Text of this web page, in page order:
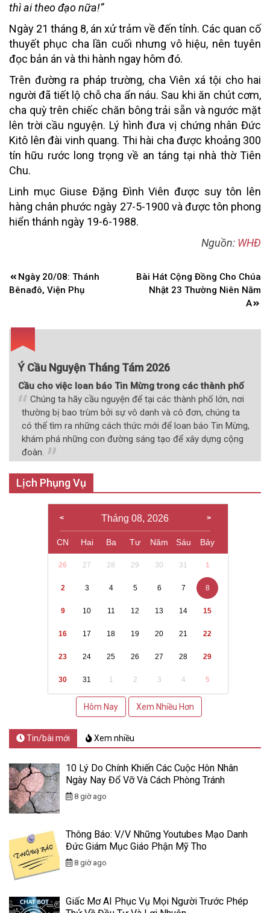
thì ai theo đạo nữa!”
Ngày 21 tháng 8, án xử trảm về đến tỉnh. Các quan cố
thuyết phục cha lần cuối nhưng vô hiệu, nên tuyên
đọc bản án và thi hành ngay hôm đó.
Trên đường ra pháp trường, cha Viên xá tội cho hai
người đã tiết lộ chỗ cha ẩn náu. Sau khi ăn chút cơm,
cha quỳ trên chiếc chăn bông trải sẵn và ngước mặt
lên trời cầu nguyện. Lý hình đưa vị chứng nhân Đức
Kitô lên đài vinh quang. Thi hài cha được khoảng 300
tín hữu rước long trọng về an táng tại nhà thờ Tiên
Chu.
Linh mục Giuse Ðặng Ðình Viên được suy tôn lên
hàng chân phước ngày 27-5-1900 và được tôn phong
hiển thánh ngày 19-6-1988.
Nguồn: WHĐ
Điều
hướng
Ngày 20/08: Thánh
Bênađô, Viện Phụ
Bài Hát Cộng Đồng Cho Chúa
Nhật 23 Thường Niên Năm
A
Ý Cầu Nguyện Tháng Tám 2026
Cầu cho việc loan báo Tin Mừng trong các thành phố
Chúng ta hãy cầu nguyện để tại các thành phố lớn, nơi
thường bị bao trùm bởi sự vô danh và cô đơn, chúng ta
có thể tìm ra những cách thức mới để loan báo Tin Mừng,
khám phá những con đường sáng tạo để xây dựng cộng
đoàn.
Lịch Phụng Vụ
Tháng 08, 2026
CN Hai Ba Tư Năm Sáu Bảy
26 27 28 29 30 31 1
2 3 4 5 6 7 8
9 10 11 12 13 14 15
16 17 18 19 20 21 22
23 24 25 26 27 28 29
30 31 1 2 3 4 5
Hôm Nay Xem Nhiều Hơn
Tin/bài mới Xem nhiều
10 Lý Do Chính Khiến Các Cuộc Hôn Nhân
Ngày Nay Đổ Vỡ Và Cách Phòng Tránh
8 giờ ago
Thông Báo: V/v Những Youtubes Mạo Danh
Đức Giám Mục Giáo Phận Mỹ Tho
8 giờ ago
Giấc Mơ AI Phục Vụ Mọi Người Trước Phép